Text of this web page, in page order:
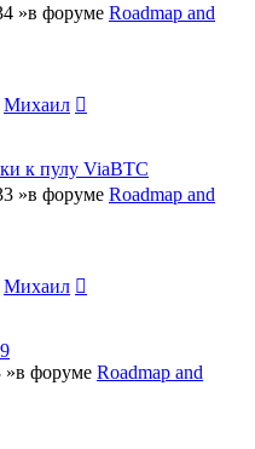
»в форуме Roadmap and
Михаил
к пулу ViaBTC
»в форуме Roadmap and
Михаил
»в форуме Roadmap and